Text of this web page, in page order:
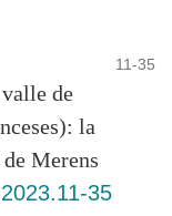
11-35
de
la
Merens
35